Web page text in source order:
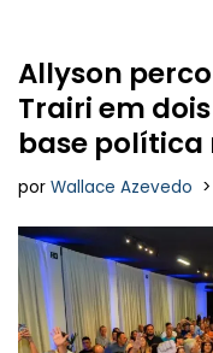
Allyson
Trairi em
base política
por Wallace Azevedo